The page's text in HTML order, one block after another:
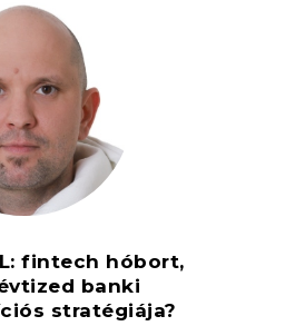
fintech hóbort,
banki
stratégiája?